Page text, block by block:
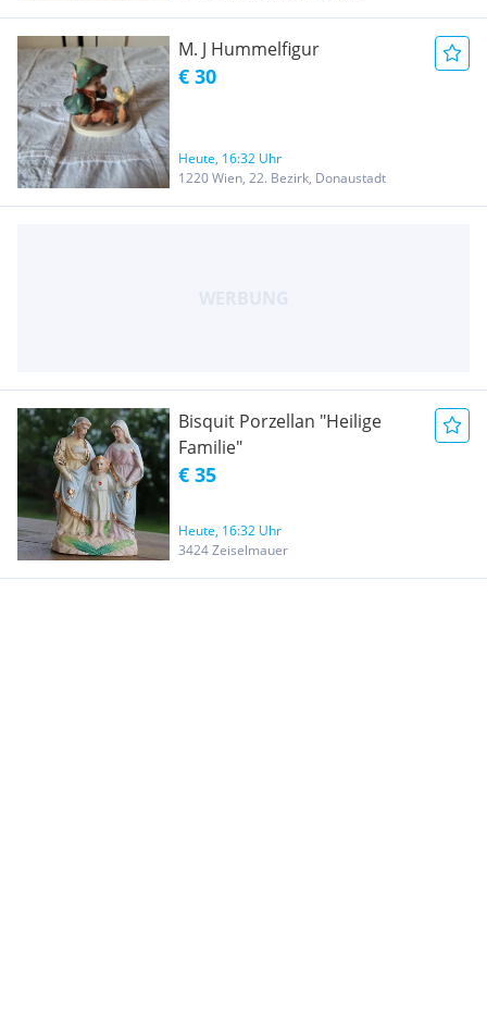
M. J Hummelfigur
€ 30
Heute, 16:32 Uhr
1220 Wien, 22. Bezirk, Donaustadt
Bisquit Porzellan "Heilige
Familie"
€ 35
Heute, 16:32 Uhr
3424 Zeiselmauer